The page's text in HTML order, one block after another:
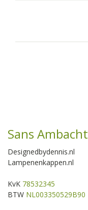
Sans Ambacht
Designedbydennis.nl
Lampenenkappen.nl
KvK 78532345
BTW NL003350529B90